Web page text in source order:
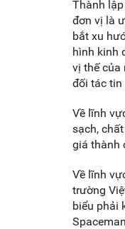
Thành
đơn vị là
bắt xu
hình kinh
vị thế của
đối tác tin
Về lĩnh
sạch,
giá thành
Về lĩnh
trường
biểu phải